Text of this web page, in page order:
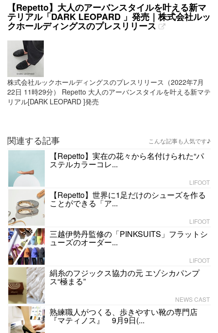
【Repetto】大人のアーバンスタイルを叶える新マ
テリアル「DARK LEOPARD 」発売｜株式会社ルッ
クホールディングスのプレスリリース
株式会社ルックホールディングスのプレスリリース（2022年7月
22日 11時29分） Repetto 大人のアーバンスタイルを叶える新マテ
リアル[DARK LEOPARD ]発売
関連する記事 こんな記事も人気です♪
【Repetto】実在の花々から名付けられた“パ
ステルカラーコレ...
LIFOOT
【Repetto】世界に1足だけのシューズを作る
ことができる「ア...
LIFOOT
三越伊勢丹監修の「PINKSUITS」フラットシ
ューズのオーダー...
LIFOOT
絹糸のフジックス協力の元 エゾシカパンプ
ス“極まる”
NEWS CAST
熟練職人がつくる、歩きやすい靴の専門店
『マティノス』 9月9日(...